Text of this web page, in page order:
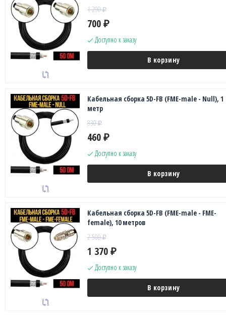
1 290₽
700 ₽
Доступно к заказу
В корзину
Кабельная сборка 5D-FB (FME-male - Null), 1
метр
830₽
460 ₽
Доступно к заказу
В корзину
Кабельная сборка 5D-FB (FME-male - FME-
female), 10 метров
2 500₽
1 370 ₽
Доступно к заказу
В корзину